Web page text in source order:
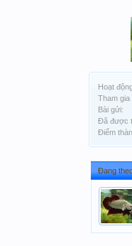
Hoạt
Tham gia
Bài gửi:
Đã được
Điểm
Đang